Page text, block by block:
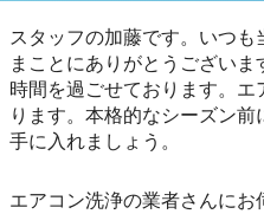
スタッフの加藤です。いつ
まことにありがとうござい
時間を過ごせております。
ります。本格的なシーズン
手に入れましょう。
エアコン洗浄の業者さんに